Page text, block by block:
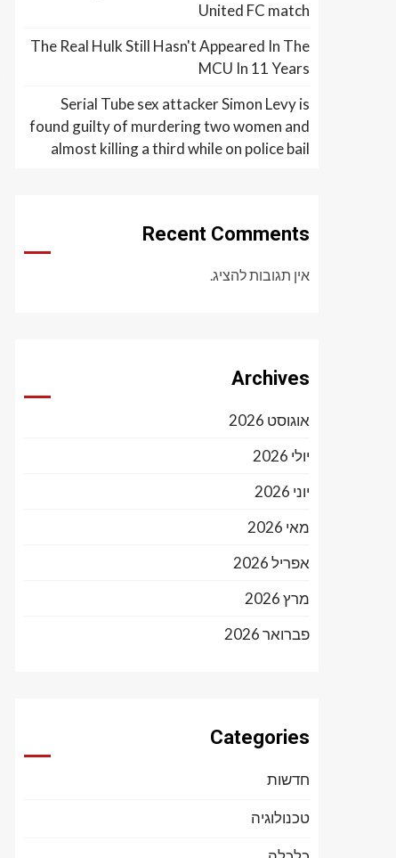
United FC match
The Real Hulk Still Hasn't Appeared In The
MCU In 11 Years
Serial Tube sex attacker Simon Levy is
found guilty of murdering two women and
almost killing a third while on police bail
Recent Comments
אין תגובות להציג.
Archives
אוגוסט 2026
יולי 2026
יוני 2026
מאי 2026
אפריל 2026
מרץ 2026
פברואר 2026
Categories
חדשות
טכנולוגיה